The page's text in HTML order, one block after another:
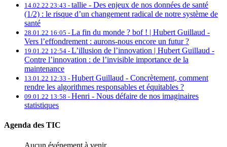
14.02.22 23:43 - tallie - Des enjeux de nos données de santé
(1/2) : le risque d’un changement radical de notre système de
santé
28.01.22 16:05 - La fin du monde ? bof ! | Hubert Guillaud -
Vers l’effondrement : aurons-nous encore un futur ?
19.01.22 12:54 - L’illusion de l’innovation | Hubert Guillaud -
Contre l’innovation : de l’invisible importance de la
maintenance
13.01.22 12:33 - Hubert Guillaud - Concrètement, comment
rendre les algorithmes responsables et équitables ?
09.01.22 13:58 - Henri - Nous défaire de nos imaginaires
statistiques
Agenda des TIC
Aucun événement à venir.